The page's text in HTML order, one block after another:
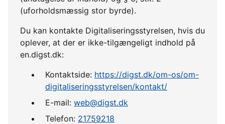
(uforholdsmæssig stor byrde).
Du kan kontakte Digitaliseringsstyrelsen, hvis du
oplever, at der er ikke-tilgængeligt indhold på
en.digst.dk:
Kontaktside: https://digst.dk/om-os/om-
digitaliseringsstyrelsen/kontakt/
E-mail: web@digst.dk
Telefon: 21759218